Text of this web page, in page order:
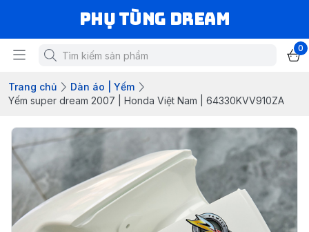
Phụ Tùng Dream
0
Trang chủ
Dàn áo | Yếm
Yếm super dream 2007 | Honda Việt Nam | 64330KVV910ZA